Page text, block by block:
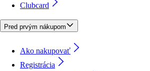
Clubcard
Pred prvým nákupom
Ako nakupovať
Registrácia